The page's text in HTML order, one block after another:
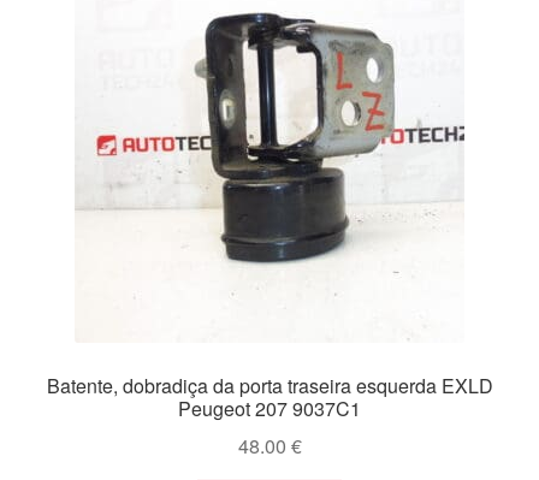
Batente, dobradiça da porta traseira esquerda EXLD
Peugeot 207 9037C1
48.00 €